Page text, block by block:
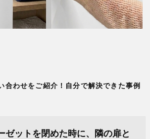
合わせをご紹介！自分で解決できた事例
ットを閉めた時に、隣の扉と